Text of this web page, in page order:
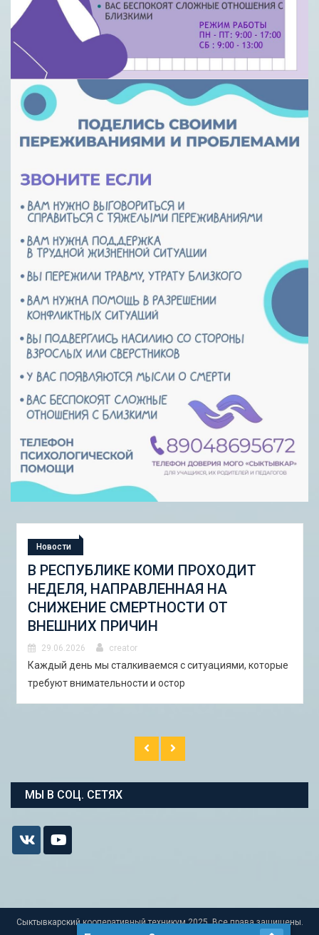
Новости
СТУДЕНЧЕСКАЯ ЭКСПЕДИЦИЯ
«ШКОЛА ГОРОДСКИХ ИЗМЕНЕНИЙ:
ГОРОДСКОЙ НАБОР ИНСТРУМЕНТОВ
И ПИЛОТНЫЕ ПРОЕКТЫ ДЛЯ
АСТРАХАНИ»
29.06.2026 creator
В Астрахани с 5 по 13 сентября 2026 года пройдёт
студенческая экспедиция «Школа горо�
МЫ В СОЦ. СЕТЯХ
Сыктывкарский кооперативный техникум 2025. Все права защищены.